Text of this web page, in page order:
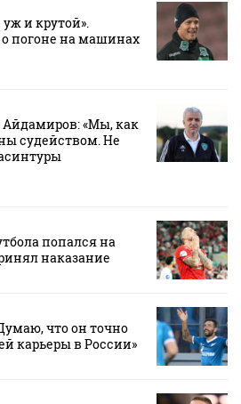
и крутой».
о погоне на машинах
Айдамиров: «Мы, как
судейством. Не
попался на
наказание
что он точно
карьеры в России»